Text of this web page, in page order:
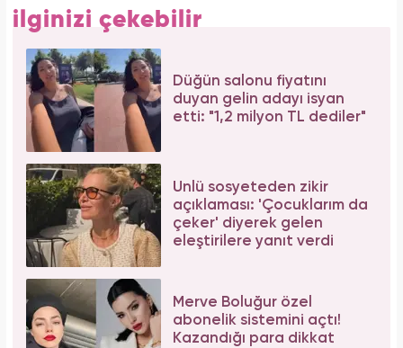
ilginizi çekebilir
Düğün salonu fiyatını
duyan gelin adayı isyan
etti: "1,2 milyon TL dediler"
Ünlü sosyeteden zikir
açıklaması: 'Çocuklarım da
çeker' diyerek gelen
eleştirilere yanıt verdi
Merve Boluğur özel
abonelik sistemini açtı!
Kazandığı para dikkat